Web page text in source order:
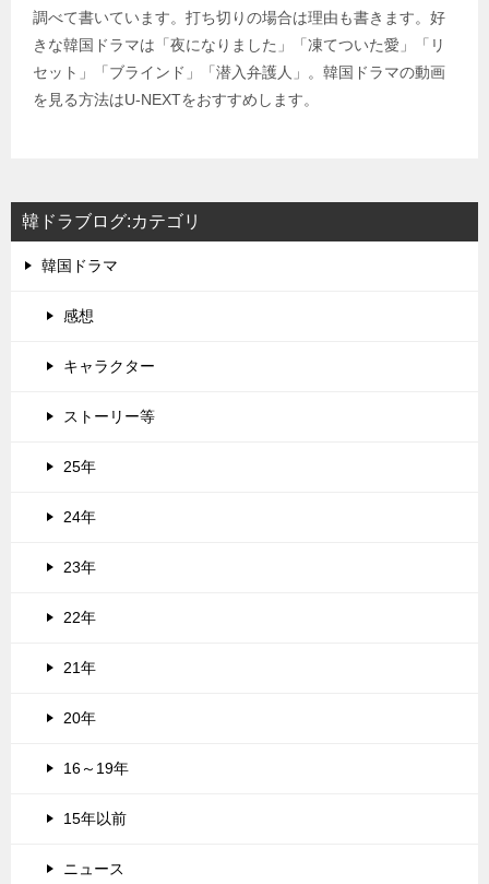
調べて書いています。打ち切りの場合は理由も書きます。好
きな韓国ドラマは「夜になりました」「凍てついた愛」「リ
セット」「ブラインド」「潜入弁護人」。韓国ドラマの動画
を見る方法はU-NEXTをおすすめします。
韓ドラブログ:カテゴリ
韓国ドラマ
感想
キャラクター
ストーリー等
25年
24年
23年
22年
21年
20年
16～19年
15年以前
ニュース